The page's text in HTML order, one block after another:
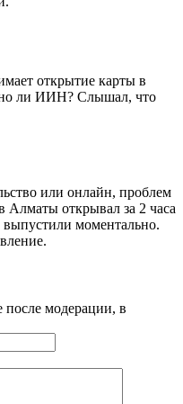
открытие карты в
ли ИИН? Слышал, что
или онлайн, проблем
открывал за 2 часа
моментально.
после модерации, в